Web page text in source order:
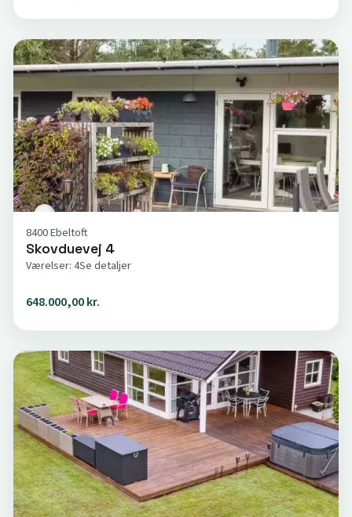
8400 Ebeltoft
Skovduevej 4
Værelser: 4Se detaljer
648.000,00 kr.